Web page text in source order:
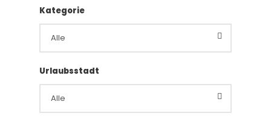
Kategorie
Urlaubsstadt